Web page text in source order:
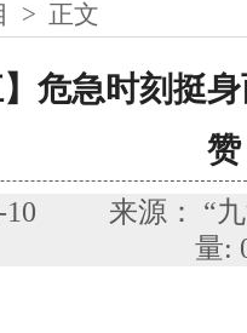
> 正文
】危急时刻挺
赞
10 来源： “
量: